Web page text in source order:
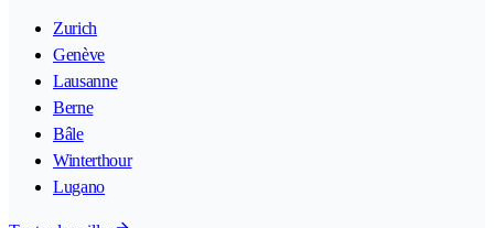
Zurich
Genève
Lausanne
Berne
Bâle
Winterthour
Lugano